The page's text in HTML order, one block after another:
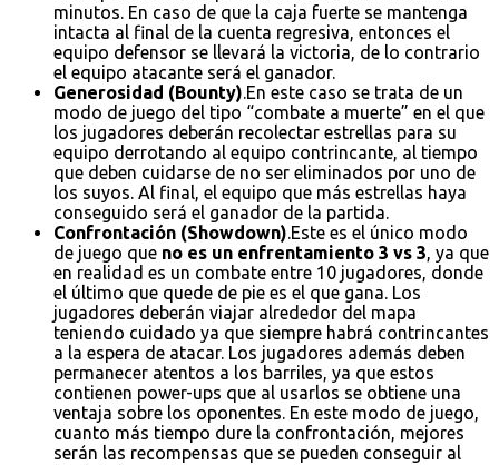
minutos. En caso de que la caja fuerte se mantenga
intacta al final de la cuenta regresiva, entonces el
equipo defensor se llevará la victoria, de lo contrario
el equipo atacante será el ganador.
Generosidad (Bounty).En este caso se trata de un
modo de juego del tipo “combate a muerte” en el que
los jugadores deberán recolectar estrellas para su
equipo derrotando al equipo contrincante, al tiempo
que deben cuidarse de no ser eliminados por uno de
los suyos. Al final, el equipo que más estrellas haya
conseguido será el ganador de la partida.
Confrontación (Showdown).Este es el único modo
de juego que no es un enfrentamiento 3 vs 3, ya que
en realidad es un combate entre 10 jugadores, donde
el último que quede de pie es el que gana. Los
jugadores deberán viajar alrededor del mapa
teniendo cuidado ya que siempre habrá contrincantes
a la espera de atacar. Los jugadores además deben
permanecer atentos a los barriles, ya que estos
contienen power-ups que al usarlos se obtiene una
ventaja sobre los oponentes. En este modo de juego,
cuanto más tiempo dure la confrontación, mejores
serán las recompensas que se pueden conseguir al